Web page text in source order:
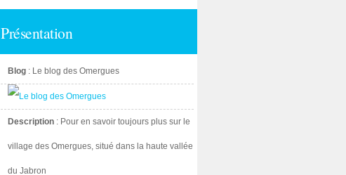
Présentation
Blog : Le blog des Omergues
Description : Pour en savoir toujours plus sur le
village des Omergues, situé dans la haute vallée
du Jabron